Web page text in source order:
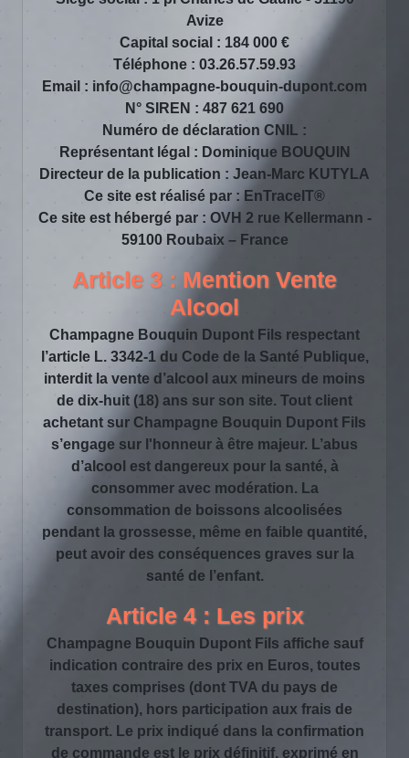
Avize
Capital social : 184 000 €
Téléphone : 03.26.57.59.93
Email : info@champagne-bouquin-dupont.com
N° SIREN : 487 621 690
Numéro de déclaration CNIL :
Représentant légal : Dominique BOUQUIN
Directeur de la publication : Jean-Marc KUTYLA
Ce site est réalisé par : EnTraceIT®
Ce site est hébergé par : OVH 2 rue Kellermann -
59100 Roubaix – France
Article 3 : Mention Vente
Alcool
Champagne Bouquin Dupont Fils respectant
l’article L. 3342-1 du Code de la Santé Publique,
interdit la vente d’alcool aux mineurs de moins
de dix-huit (18) ans sur son site. Tout client
achetant sur Champagne Bouquin Dupont Fils
s’engage sur l'honneur à être majeur. L’abus
d’alcool est dangereux pour la santé, à
consommer avec modération. La
consommation de boissons alcoolisées
pendant la grossesse, même en faible quantité,
peut avoir des conséquences graves sur la
santé de l’enfant.
Article 4 : Les prix
Champagne Bouquin Dupont Fils affiche sauf
indication contraire des prix en Euros, toutes
taxes comprises (dont TVA du pays de
destination), hors participation aux frais de
transport. Le prix indiqué dans la confirmation
de commande est le prix définitif, exprimé en